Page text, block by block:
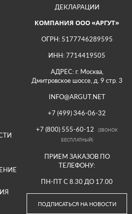
ДЕКЛАРАЦИИ
КОМПАНИЯ ООО «АРГУТ»
ОГРН: 5177746289595
ИНН: 7714419505
АДРЕС: г. Москва,
Дмитровское шоссе, д. 9 стр. 3
INFO@ARGUT.NET
+7 (499) 346-06-32
+7 (800) 555-60-12
(ЗВОНОК
БЕСПЛАТНЫЙ)
ПРИЕМ ЗАКАЗОВ ПО
ТЕЛЕФОНУ:
ПН-ПТ С 8.30 ДО 17.00
ПОДПИСАТЬСЯ НА НОВОСТИ